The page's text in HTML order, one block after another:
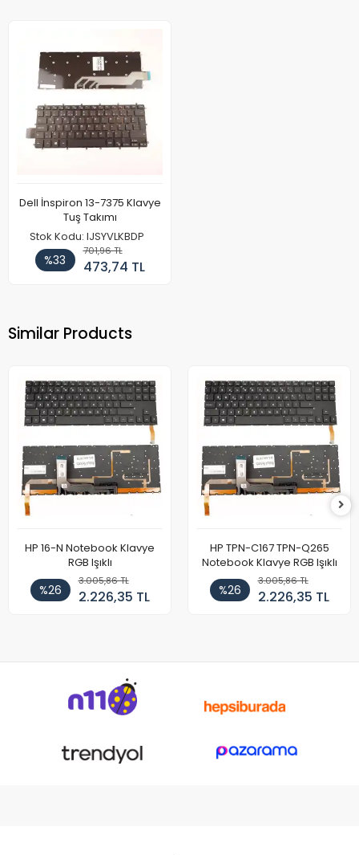
Dell İnspiron 13-7375 Klavye
Tuş Takımı
Stok Kodu: IJSYVLKBDP
%33
701,96 TL
473,74 TL
Similar Products
HP 16-N Notebook Klavye
RGB Işıklı
%26
3.005,86 TL
2.226,35 TL
HP TPN-C167 TPN-Q265
Notebook Klavye RGB Işıklı
%26
3.005,86 TL
2.226,35 TL